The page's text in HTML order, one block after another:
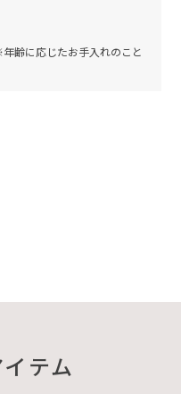
齢に応じたお手入れのこと
テム